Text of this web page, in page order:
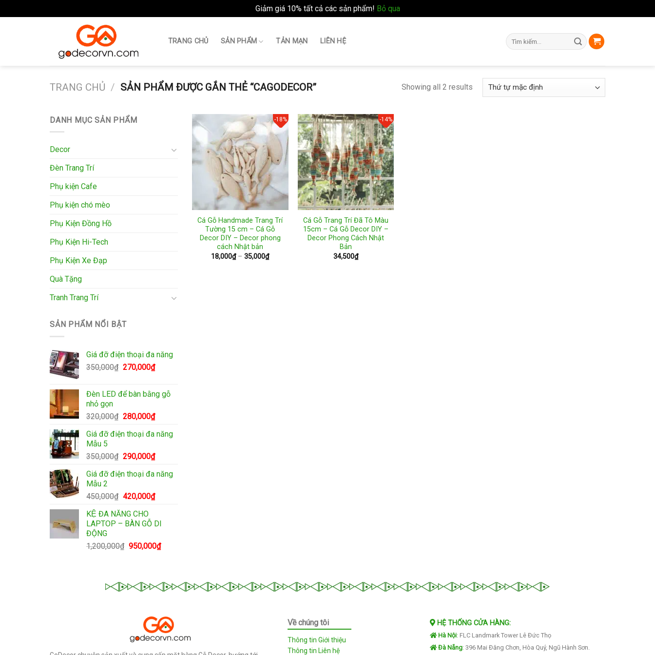
Giảm giá 10% tất cả các sản phẩm! Bỏ qua
TRANG CHỦ SẢN PHẨM TẢN MẠN LIÊN HỆ
Tìm
kiếm:
TRANG CHỦ / SẢN PHẨM ĐƯỢC GẮN THẺ “CAGODECOR” Showing all 2 results
DANH MỤC SẢN PHẨM
Decor
Đèn Trang Trí
Phụ kiện Cafe
Phụ kiện chó mèo
Phụ Kiện Đồng Hồ
Phụ Kiện Hi-Tech
Phụ Kiện Xe Đạp
Quà Tặng
Tranh Trang Trí
SẢN PHẨM NỔI BẬT
Giá đỡ điện thoại đa năng
350,000₫ Giá
350,000₫.
270,000₫Giá
là:
Đèn LED để bàn bằng gỗ
nhỏ gọn
320,000₫ Giá
là:
280,000₫Giá
tại
280,000₫.
Giá đỡ điện thoại đa năng
Mẫu 5
350,000₫ Giá
là:
290,000₫Giá
tại
290,000₫.
Giá đỡ điện thoại đa năng
Mẫu 2
450,000₫ Giá
là:
450,000₫.
420,000₫Giá
là:
KỆ ĐA NĂNG CHO
LAPTOP – BÀN GỖ DI
ĐỘNG
1,200,000₫ Giá
950,000₫Giá
950,000₫.
-18%
Cá Gỗ Handmade Trang Trí
Tường 15 cm – Cá Gỗ
Decor DIY – Decor phong
cách Nhật bản
18,000₫ – 35,000₫Price
range:
-14%
Cá Gỗ Trang Trí Đã Tô Màu
15cm – Cá Gỗ Decor DIY –
Decor Phong Cách Nhật
Bản
34,500₫
Về chúng tôi
Thông tin Giới thiệu
Thông tin Liên hệ
HỆ THỐNG CỬA HÀNG:
Hà Nội: FLC Landmark Tower Lê Đức Thọ
Đà Nẵng: 396 Mai Đăng Chơn, Hòa Quý, Ngũ Hành Sơn.